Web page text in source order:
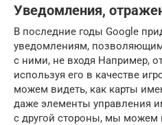
Уведомления,
В последние годы Google
уведомлениям,
с ними, не входя Например,
используя его в качестве
можем видеть, как карты
даже элементы управления
с другой стороны, мы можем